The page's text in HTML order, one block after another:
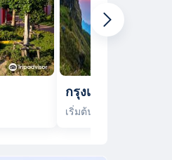
กรุงเทพ
เริ่มต้นที่